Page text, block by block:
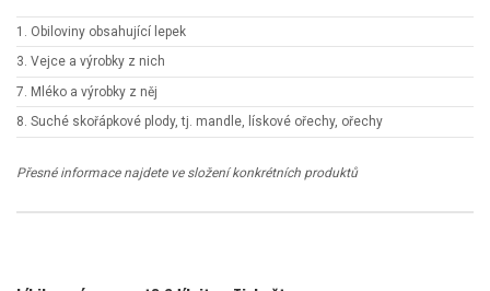
1. Obiloviny obsahující lepek
3. Vejce a výrobky z nich
7. Mléko a výrobky z něj
8. Suché skořápkové plody, tj. mandle, lískové ořechy, ořechy
Přesné informace najdete ve složení konkrétních produktů